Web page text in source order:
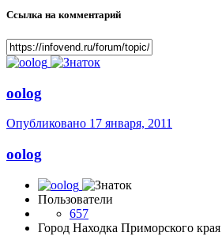
Ссылка на комментарий
oolog
Опубликовано 17 января, 2011
oolog
Пользователи
657
Город Находка Приморского края